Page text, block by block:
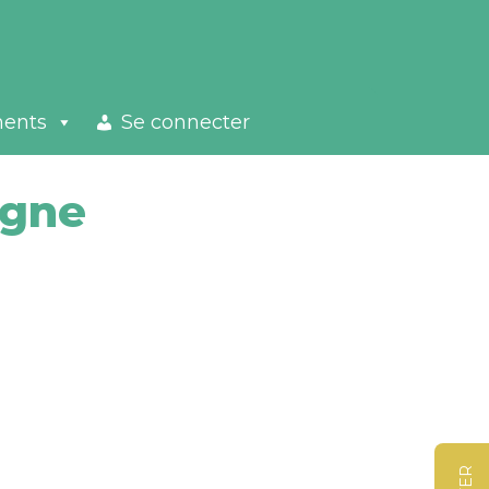
Se connecter